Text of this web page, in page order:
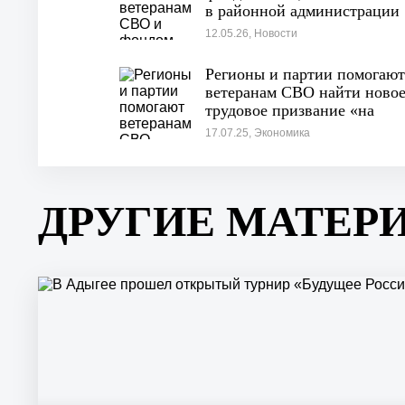
в районной администрации
12.05.26, Новости
Регионы и партии помогают
ветеранам СВО найти новое
трудовое призвание «на
гражданке»
17.07.25, Экономика
ДРУГИЕ